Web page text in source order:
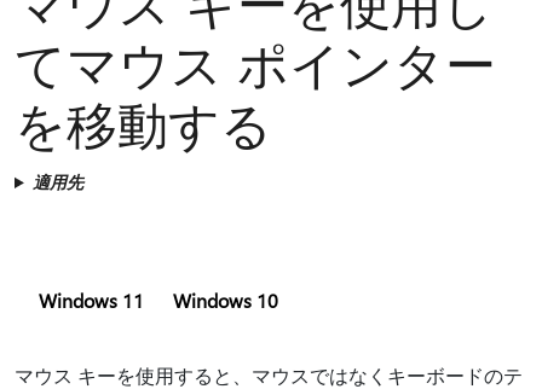
サ
ン
てマウス ポインター
を移動する
適用先
Windows 11 Windows 10
マウス キーを使用すると、マウスではなくキーボードのテ